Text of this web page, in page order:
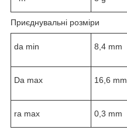
Приєднувальні розміри
da min 8,4 mm
Da max 16,6 mm
ra max 0,3 mm